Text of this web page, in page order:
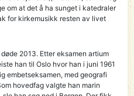
om at det å ha sunget i katedraler
for kirkemusikk resten av livet
2013. Etter eksamen artium
han til Oslo hvor han i juni 1961
embetseksamen, med geografi
hovedfag valgte han marin